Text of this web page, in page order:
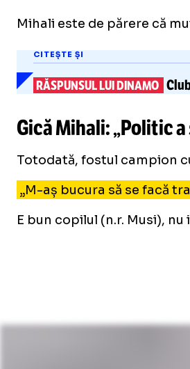
Mihali este de părere că
CITEȘTE ȘI
RĂSPUNSUL LUI DINAMO
Gică Mihali: „Politic
Totodată, fostul campion
„M-aș bucura să se facă
E bun copilul (n.r. Musi), nu